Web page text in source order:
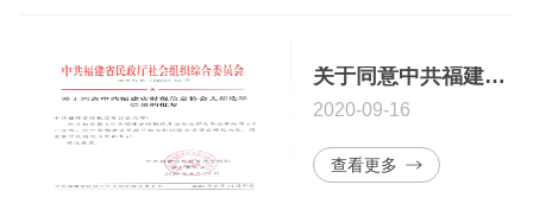
关于同意中共福建省财税信息协会支部选举结果的批复
2020-09-16
查看更多